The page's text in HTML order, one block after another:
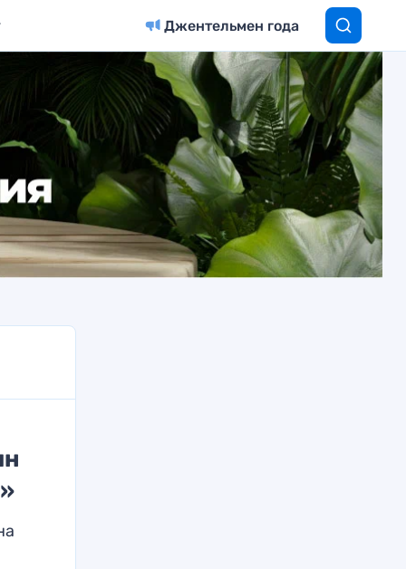
Джентельмен года